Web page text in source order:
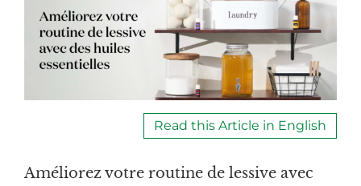
Larger
Image
Read this Article in English
Améliorez votre routine de lessive avec